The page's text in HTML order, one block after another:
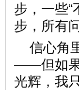
步，一些
步，所有
信心角
——但如果
光辉，我